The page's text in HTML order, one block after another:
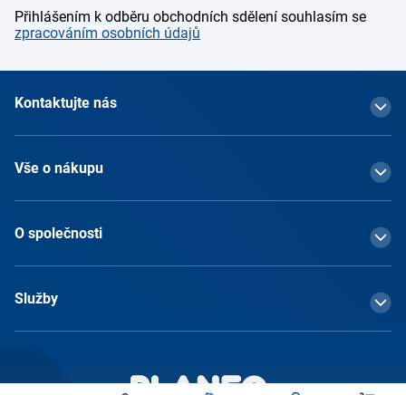
Přihlášením k odběru obchodních sdělení souhlasím se
zpracováním osobních údajů
Kontaktujte nás
Vše o nákupu
O společnosti
Služby